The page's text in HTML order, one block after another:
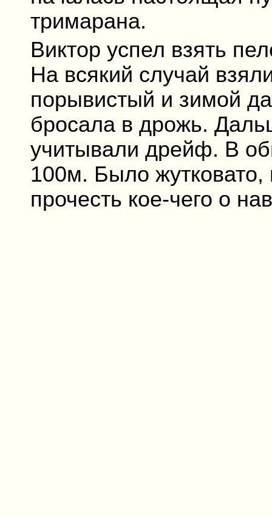
тримарана.
Виктор успел взять
На всякий случай
порывистый и зимой
бросала в дрожь.
учитывали дрейф. В
100м. Было жутковато,
прочесть кое-чего о